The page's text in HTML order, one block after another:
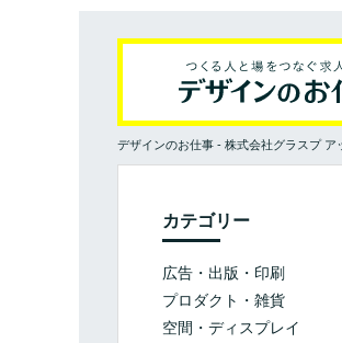
デザインのお仕事 - 株式会社グラスプ ア
カテゴリー
広告・出版・印刷
プロダクト・雑貨
空間・ディスプレイ